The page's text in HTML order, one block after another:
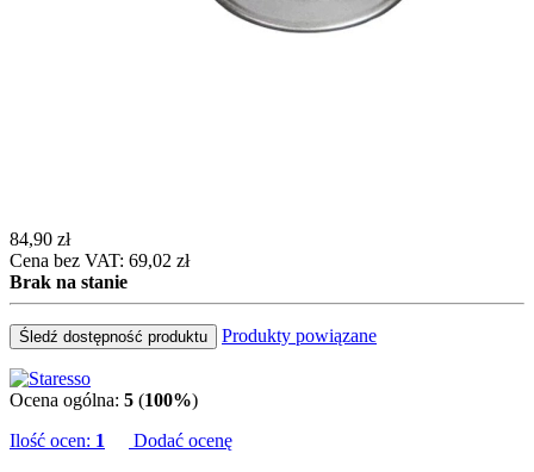
84,90 zł
Cena bez VAT: 69,02 zł
Brak na stanie
Śledź dostępność produktu Produkty powiązane
Ocena ogólna: 5 (100%)
Ilość ocen: 1 Dodać ocenę